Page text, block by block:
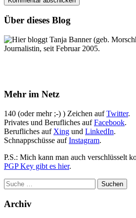
Über dieses Blog
Hier bloggt Tanja Banner (geb.
Journalistin, seit Februar 2005.
Mehr im Netz
140 (oder mehr ;-) ) Zeichen aufTwitter.
Privates und Berufliches aufFacebook.
Berufliches auf Xing und LinkedIn.
Schnappschüsse aufInstagram.
P.S.: Mich kann man auch verschlüsselt
PGP Key gibt es hier.
Archiv